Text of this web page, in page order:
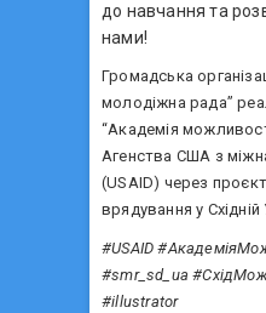
до навчання та
нами!
Громадська
молодіжна рада”
“Академія
Агенства США з
(USAID) через
врядування у Східній
#USAID
#smr_sd_ua
#illustrator